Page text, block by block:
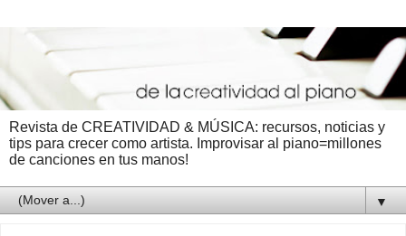
Revista de CREATIVIDAD & MÚSICA: recursos, noticias y
tips para crecer como artista. Improvisar al piano=millones
de canciones en tus manos!
▼